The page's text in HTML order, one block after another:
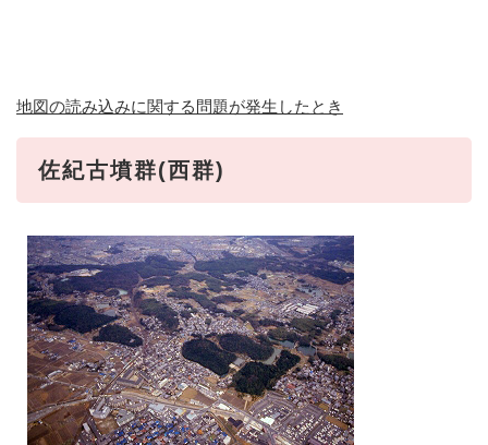
地図の読み込みに関する問題が発生したとき
佐紀古墳群(西群)